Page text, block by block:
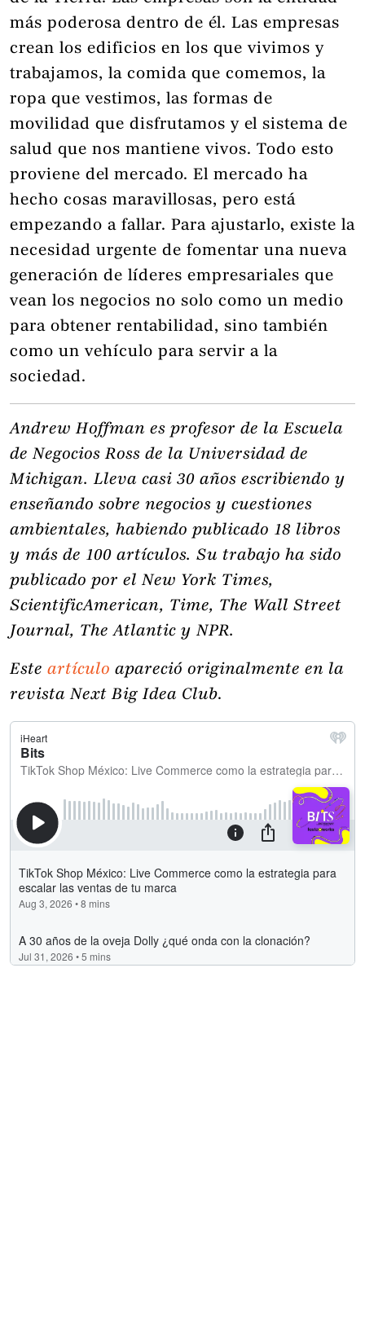
más poderosa dentro de él. Las empresas
crean los edificios en los que vivimos y
trabajamos, la comida que comemos, la
ropa que vestimos, las formas de
movilidad que disfrutamos y el sistema de
salud que nos mantiene vivos. Todo esto
proviene del mercado. El mercado ha
hecho cosas maravillosas, pero está
empezando a fallar. Para ajustarlo, existe la
necesidad urgente de fomentar una nueva
generación de líderes empresariales que
vean los negocios no solo como un medio
para obtener rentabilidad, sino también
como un vehículo para servir a la
sociedad.
Andrew Hoffman es profesor de la Escuela
de Negocios Ross de la Universidad de
Michigan. Lleva casi 30 años escribiendo y
enseñando sobre negocios y cuestiones
ambientales, habiendo publicado 18 libros
y más de 100 artículos. Su trabajo ha sido
publicado por el New York Times,
ScientificAmerican, Time, The Wall Street
Journal, The Atlantic y NPR.
Este artículo apareció originalmente en la
revista Next Big Idea Club.